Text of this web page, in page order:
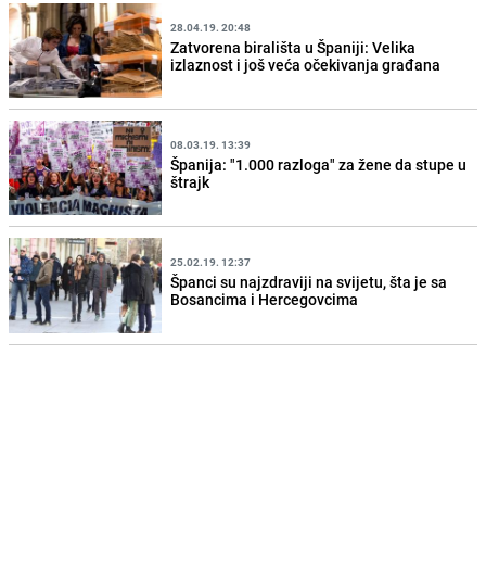
28.04.19. 20:48
Zatvorena birališta u Španiji: Velika
izlaznost i još veća očekivanja građana
08.03.19. 13:39
Španija: "1.000 razloga" za žene da stupe u
štrajk
25.02.19. 12:37
Španci su najzdraviji na svijetu, šta je sa
Bosancima i Hercegovcima